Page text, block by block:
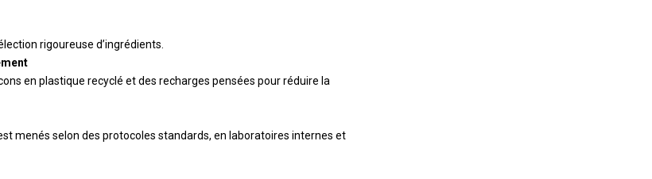
rigoureuse d’ingrédients.
en plastique recyclé et des recharges pensées pour réduire la
menés selon des protocoles standards, en laboratoires internes et